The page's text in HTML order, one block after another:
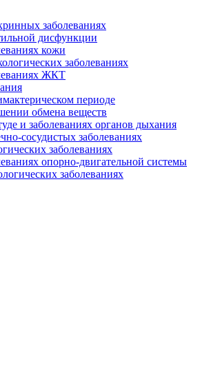
заболеваниях
дисфункции
кожи
заболеваниях
ЖКТ
периоде
обмена веществ
и заболеваниях органов дыхания
сосудистых заболеваниях
заболеваниях
опорно-двигательной системы
заболеваниях